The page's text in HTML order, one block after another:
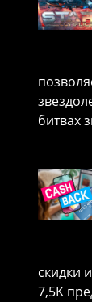
битвах
скидки
7,5K